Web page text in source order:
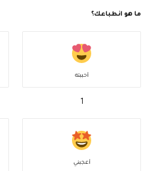
ما هو انطباعك؟
أحببته
1
أعجبني